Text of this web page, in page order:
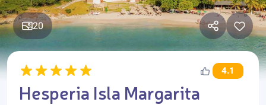
20
4.1
Hesperia Isla Margarita